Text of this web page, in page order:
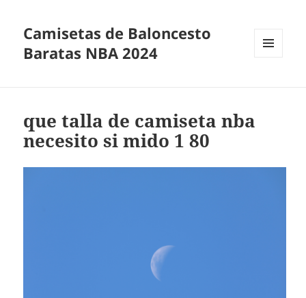
Camisetas de Baloncesto
Baratas NBA 2024
que talla de camiseta nba
necesito si mido 1 80